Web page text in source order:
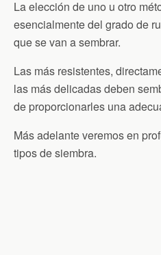
La elección de uno u otro
esencialmente del grado de
que se van a sembrar.
Las más resistentes,
las más delicadas deben
de proporcionarles una
Más adelante veremos en
tipos de siembra.